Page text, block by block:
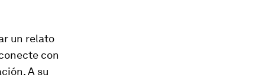
un relato
con
A su